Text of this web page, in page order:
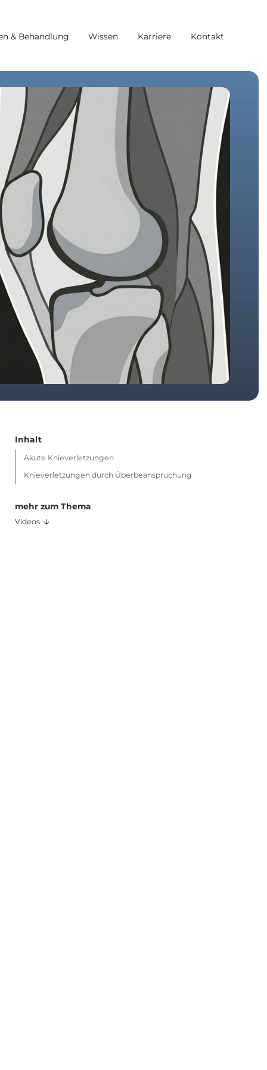
& Behandlung Wissen Karriere Kontakt
Inhalt
Akute Knieverletzungen
Knieverletzungen durch Überbeanspruchung
mehr zum Thema
Videos